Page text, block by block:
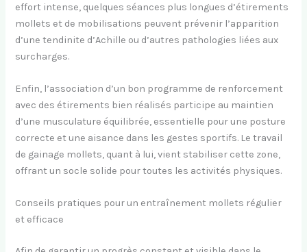
effort intense, quelques séances plus longues d’étirements
mollets et de mobilisations peuvent prévenir l’apparition
d’une tendinite d’Achille ou d’autres pathologies liées aux
surcharges.
Enfin, l’association d’un bon programme de renforcement
avec des étirements bien réalisés participe au maintien
d’une musculature équilibrée, essentielle pour une posture
correcte et une aisance dans les gestes sportifs. Le travail
de gainage mollets, quant à lui, vient stabiliser cette zone,
offrant un socle solide pour toutes les activités physiques.
Conseils pratiques pour un entraînement mollets régulier
et efficace